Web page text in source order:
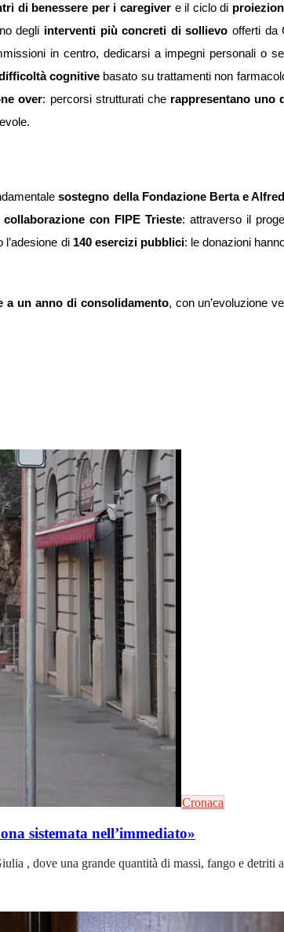
di benessere per i caregivere il ciclo di
degli interventi più concreti di sollievo offerti da
in centro, dedicarsi a impegni personali o
cognitivebasato su trattamenti non
over: percorsi strutturati che rappresentano
sostegno della Fondazione Berta e
collaborazione con FIPE Trieste: attraverso il
di 140 esercizi pubblici: le donazioni
a un anno di consolidamento, con un’evoluzione
Cronaca
sistemata nell’immediato»
, dove una grande quantità di massi, fango e detriti